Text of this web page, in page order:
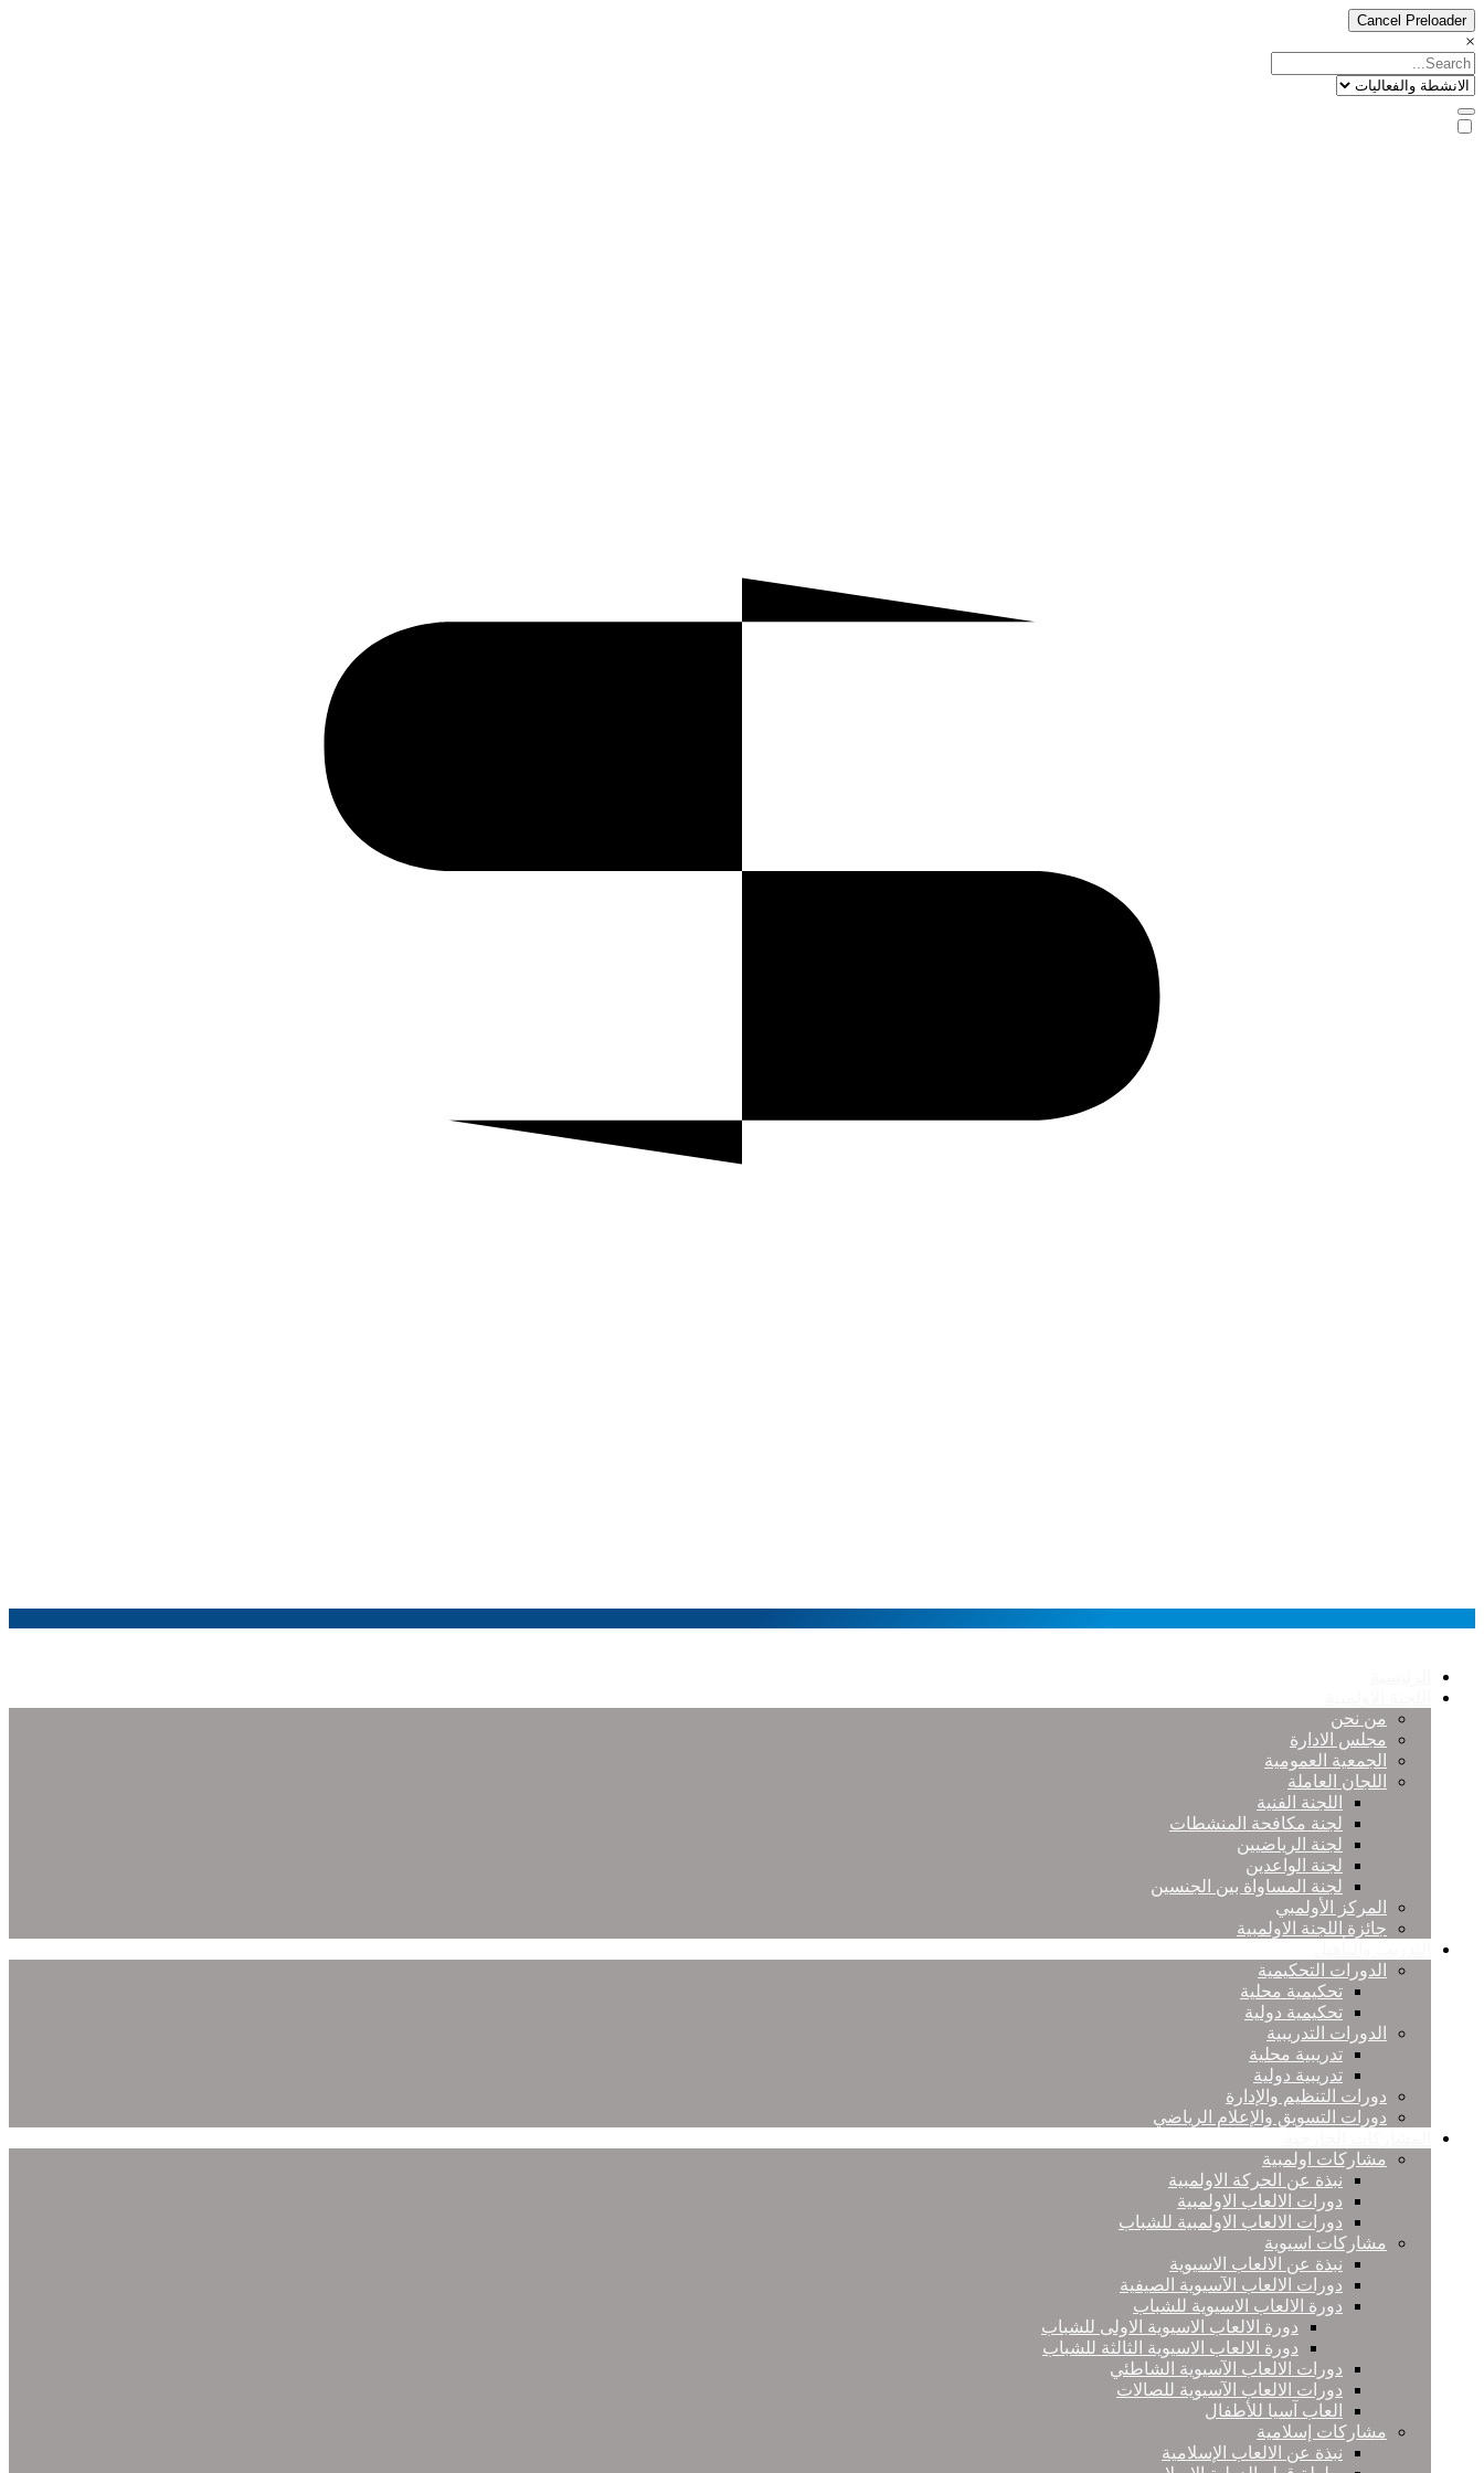
Cancel Preloader
×
من نحن
مجلس الادارة
الجمعية العمومية
اللجان العاملة
اللجنة الفنية
لجنة مكافحة المنشطات
لجنة الرياضيين
لجنة الواعدين
لجنة المساواة بين الجنسين
المركز الأولمبي
جائزة اللجنة الاولمبية
الدورات التحكيمية
تحكيمية محلية
تحكيمية دولية
الدورات التدريبية
تدريبية محلية
تدريبية دولية
دورات التنظيم والإدارة
دورات التسويق والإعلام الرياضي
مشاركات اولمبية
نبذة عن الحركة الاولمبية
دورات الالعاب الاولمبية
دورات الالعاب الاولمبية للشباب
مشاركات اسيوية
نبذة عن الالعاب الاسيوية
دورات الالعاب الآسيوية الصيفية
دورة الالعاب الاسيوية للشباب
دورة الالعاب الاسيوية الاولى للشباب
دورة الالعاب الاسيوية الثالثة للشباب
دورات الالعاب الآسيوية الشاطئي
دورات الالعاب الآسيوية للصالات
العاب آسيا للأطفال
مشاركات إسلامية
نبذة عن الالعاب الإسلامية